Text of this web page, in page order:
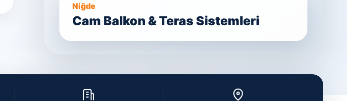
Niğde
Cam Balkon & Teras Sistemleri